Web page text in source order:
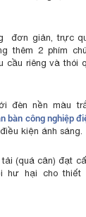
đơn giản, trực
thêm 2 phím
cầu riêng và thói
đèn nền màu
bàn công nghiệp
kiện ánh sáng.
(quá cân) đạt
hư hại cho thiết